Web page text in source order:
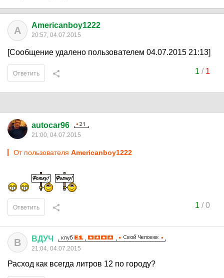
A Americanboy1222
20:57, 04.07.2015
[Сообщение удалено пользователем 04.07.2015 21:13]
1 / 1
Ответить
autocar96
21:00, 04.07.2015
От пользователя Americanboy1222
1 /0
Ответить
В ВДУЧ
21:04, 04.07.2015
Расход как всегда литров 12 по городу?